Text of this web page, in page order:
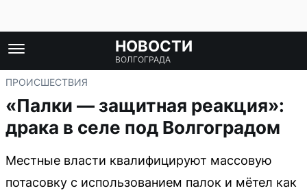
НОВОСТИ
ВОЛГОГРАДА
ПРОИСШЕСТВИЯ
«Палки — защитная реакция»:
драка в селе под Волгоградом
Местные власти квалифицируют массовую
потасовку с использованием палок и мётел как